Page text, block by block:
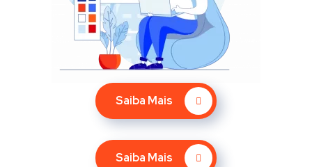
Saiba Mais
Saiba Mais